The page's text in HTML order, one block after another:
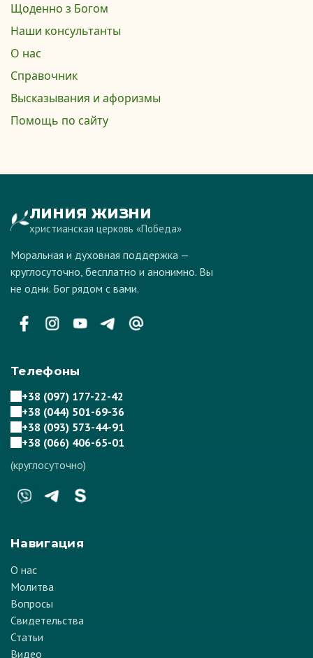
Щоденно з Богом
Наши консультанты
О нас
Справочник
Высказывания и афоризмы
Помощь по сайту
ЛИНИЯ ЖИЗНИ
христианская церковь «Победа»
Моральная и духовная поддержка —
круглосуточно, бесплатно и анонимно. Вы
не одни. Бог рядом с вами.
Телефоны
+38 (097) 177-22-42
+38 (044) 501-69-36
+38 (093) 573-44-91
+38 (066) 406-65-01
(круглосуточно)
Навигация
О нас
Молитва
Вопросы
Свидетельства
Статьи
Видео